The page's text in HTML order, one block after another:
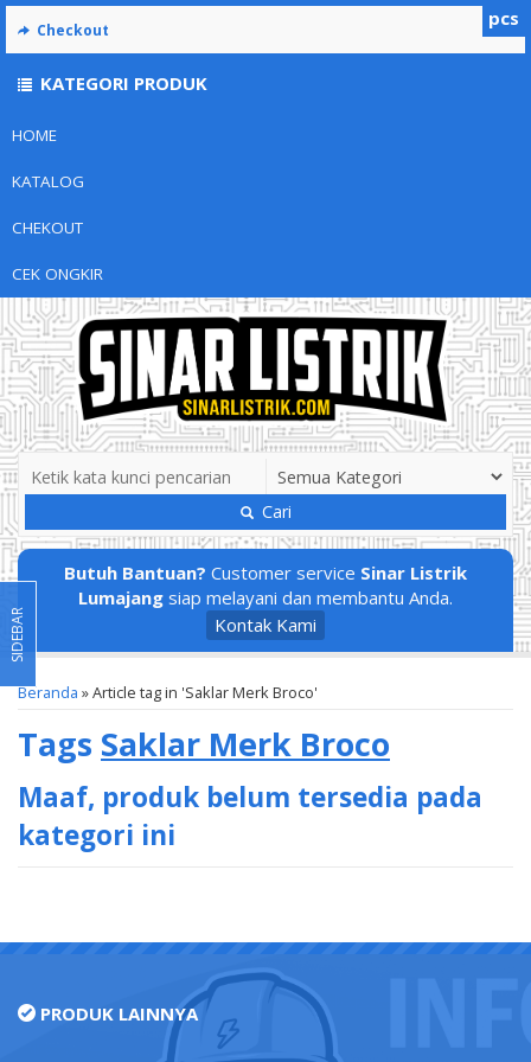
HOME
KATALOG
CHEKOUT
CEK ONGKIR
Cari
Butuh Bantuan? Customer service Sinar Listrik
Lumajang siap melayani dan membantu Anda.
Kontak Kami
Beranda »Article tag in 'Saklar Merk Broco'
Tags Saklar Merk Broco
Maaf, produk belum tersedia pada
kategori ini
pcs
Checkout
KATEGORI PRODUK
SIDEBAR
PRODUK LAINNYA